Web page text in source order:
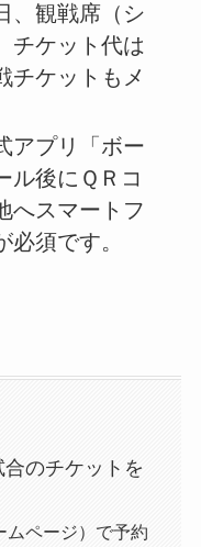
、観戦席（シ
チケット代は
チケットもメ
アプリ「ボー
ル後にＱＲコ
へスマートフ
必須です。
のチケットを
ムページ）で予約